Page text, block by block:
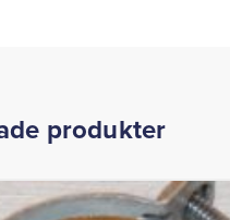
produkter